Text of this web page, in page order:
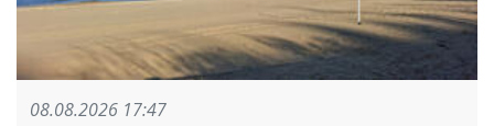
08.08.2026 17:47